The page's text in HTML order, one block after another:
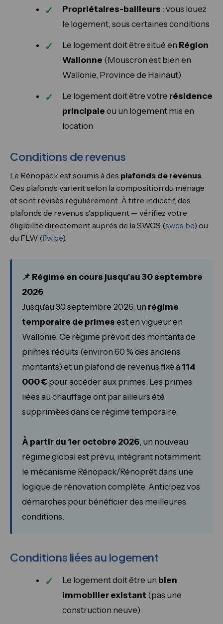
Propriétaires-bailleurs : vous louez
le logement, sous certaines conditions
Le logement doit être situé en Région
Wallonne (Mouscron est bien en
Wallonie, Province de Hainaut)
Le logement doit être votre résidence
principale ou un logement mis en
location
Conditions de revenus
Le Rénopack est soumis à des plafonds de revenus.
Ces plafonds varient selon la composition du ménage
et sont révisés régulièrement. À titre indicatif, des
plafonds de revenus s'appliquent — vérifiez votre
éligibilité directement auprès de la SWCS (swcs.be) ou
du FLW (flw.be).
📌 Régime en cours jusqu'au 30 septembre
2026
Jusqu'au 30 septembre 2026, un régime
temporaire de primes est en vigueur en
Wallonie. Ce régime prévoit des montants de
primes réduits (environ 60 % des anciens
montants) et un plafond de revenus fixé à 114
000 € pour accéder aux primes. Les primes
liées au chauffage ont par ailleurs été
supprimées dans ce régime temporaire.
À partir du 1er octobre 2026, un nouveau
régime global est prévu, intégrant notamment
le mécanisme Rénopack/Rénoprêt dans une
logique de rénovation complète. Anticipez vos
démarches pour bénéficier des meilleures
conditions.
Conditions liées au logement
Le logement doit être un bien
immobilier existant (pas une
construction neuve)